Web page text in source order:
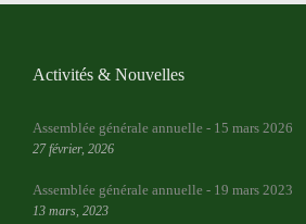
Activités & Nouvelles
Assemblée générale annuelle - 15 mars 2026
27 février, 2026
Assemblée générale annuelle - 19 mars 2023
13 mars, 2023